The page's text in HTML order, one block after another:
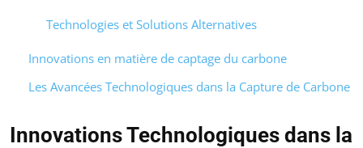
Technologies et Solutions Alternatives
Innovations en matière de captage du carbone
Les Avancées Technologiques dans la Capture de Carbone
Innovations Technologiques dans la